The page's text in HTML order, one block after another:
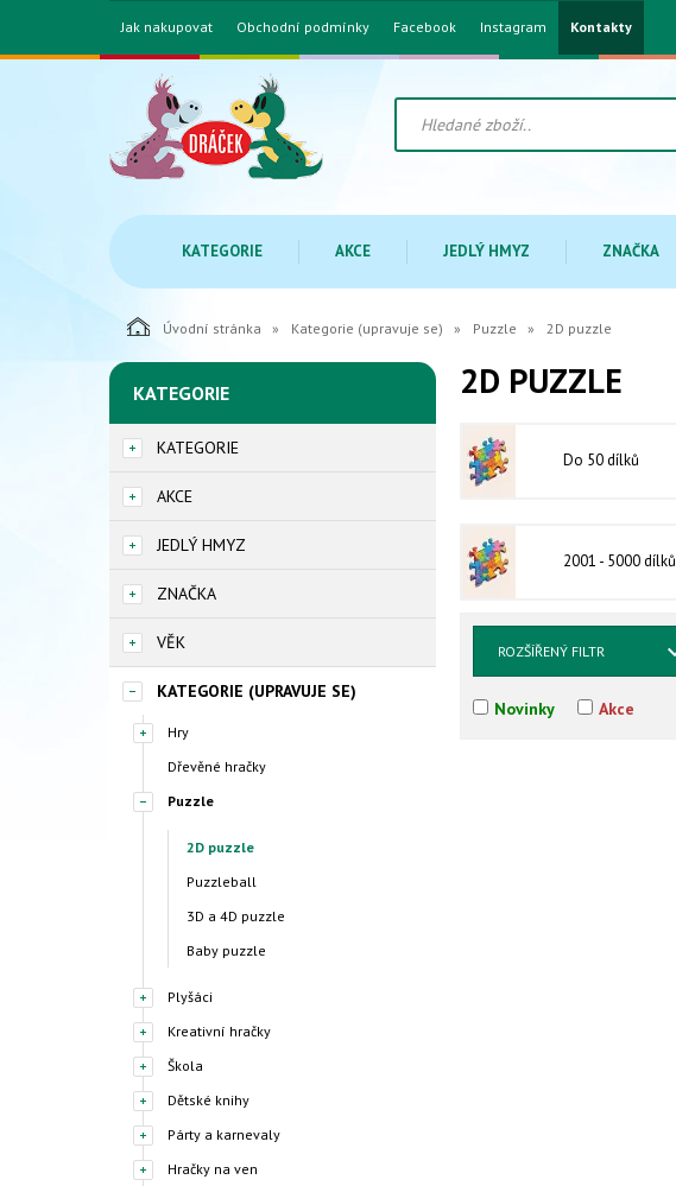
Jak nakupovat Obchodní podmínky Facebook Instagram Kontakty
KATEGORIE AKCE JEDLÝ HMYZ ZNAČKA
Úvodní stránka Kategorie (upravuje se) Puzzle 2D puzzle
KATEGORIE
KATEGORIE
AKCE
JEDLÝ HMYZ
ZNAČKA
VĚK
KATEGORIE (UPRAVUJE SE)
Hry
Dřevěné hračky
Puzzle
2D puzzle
Puzzleball
3D a 4D puzzle
Baby puzzle
Plyšáci
Kreativní hračky
Škola
Dětské knihy
Párty a karnevaly
Hračky na ven
2D PUZZLE
Do 50 dílků
2001 - 5000 dílků
ROZŠÍŘENÝ FILTR
Novinky Akce